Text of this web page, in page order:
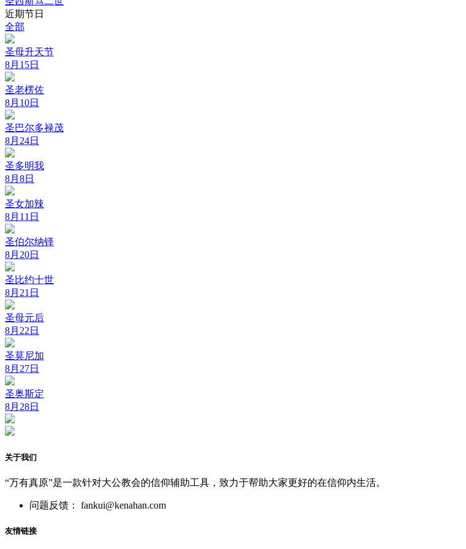
近期节日
全部
圣母升天节
8月15日
圣老楞佐
8月10日
圣巴尔多禄茂
8月24日
圣多明我
8月8日
圣女加辣
8月11日
圣伯尔纳铎
8月20日
圣比约十世
8月21日
圣母元后
8月22日
圣莫尼加
8月27日
圣奥斯定
8月28日
关于我们
“万有真原”是一款针对大公教会的信仰辅助工具，致力于帮助大家更好的在信仰内生活。
问题反馈： fankui@kenahan.com
友情链接